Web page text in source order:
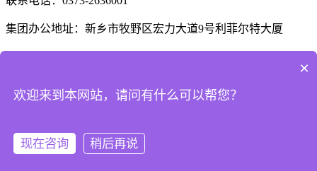
集团办公地址：新乡市牧野区宏力大道9号利菲尔特大厦
河南省商丘市梁园区晨风大道1号
Copyright © 2025 利菲尔特（商标：净美过滤） 版权所有
×
欢迎来到本网站，请问有什么可以帮您？
现在咨询 稍后再说